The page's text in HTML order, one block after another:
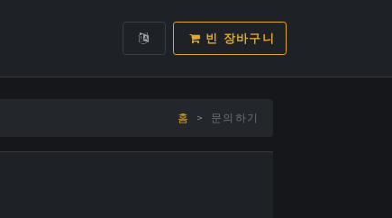
USER LOGIN빈 장바구니
홈 문의하기